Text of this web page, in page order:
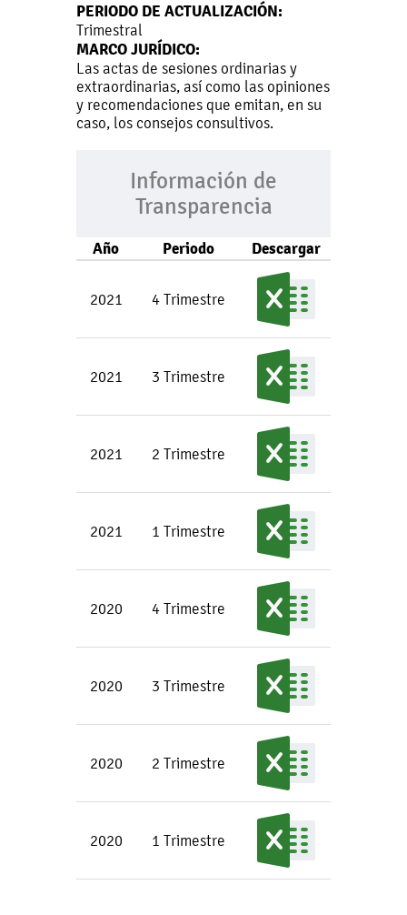
PERIODO DE ACTUALIZACIÓN:
Trimestral
MARCO JURÍDICO:
Las actas de sesiones ordinarias y
extraordinarias, así como las opiniones
y recomendaciones que emitan, en su
caso, los consejos consultivos.
Información de
Transparencia
Año Periodo Descargar
2021 4 Trimestre
2021 3 Trimestre
2021 2 Trimestre
2021 1 Trimestre
2020 4 Trimestre
2020 3 Trimestre
2020 2 Trimestre
2020 1 Trimestre